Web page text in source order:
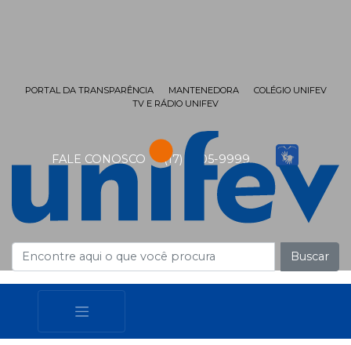
FALE CONOSCO (17) 3405-9999
PORTAL DA TRANSPARÊNCIA MANTENEDORA
COLÉGIO UNIFEV
TV E RÁDIO UNIFEV
Buscar